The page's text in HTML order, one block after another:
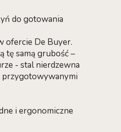
do gotowania
ofercie De Buyer.
tę samą grubość –
- stal nierdzewna
przygotowywanymi
i ergonomiczne